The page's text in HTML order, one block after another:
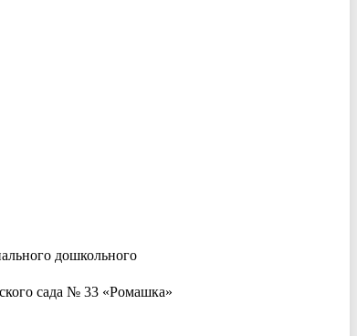
дошкольного
сада № 33 «Ромашка»